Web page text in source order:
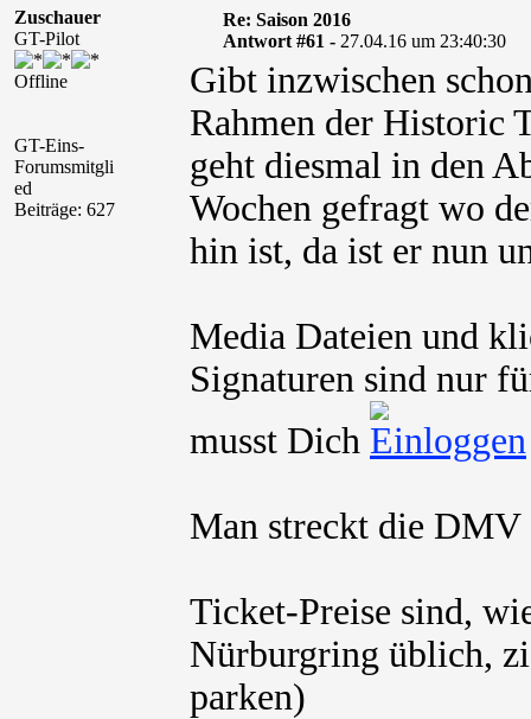
Zuschauer
GT-Pilot
Offline
GT-Eins-
Forumsmitgli
ed
Beiträge: 627
Re: Saison 2016
Antwort #61 - 27.04.16 um 23:40:30
Gibt inzwischen
Rahmen der Historic
geht diesmal in den
Wochen gefragt wo
hin ist, da ist er nun
Media Dateien und
Signaturen sind nur
musst Dich
Man streckt die DMV
Ticket-Preise sind,
Nürburgring üblich,
parken)